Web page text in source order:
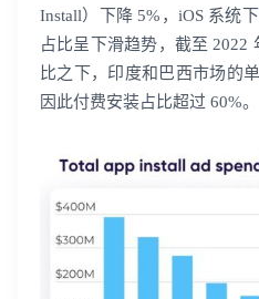
Install）下降 5%，iOS 系统
占比呈下滑趋势，截至 2022
比之下，印度和巴西市场的
因此付费安装占比超过 60%。